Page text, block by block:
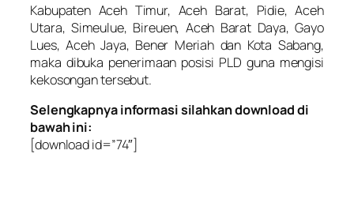
Kabupaten Aceh Timur, Aceh Barat, Pidie, Aceh
Utara, Simeulue, Bireuen, Aceh Barat Daya, Gayo
Lues, Aceh Jaya, Bener Meriah dan Kota Sabang,
maka dibuka penerimaan posisi PLD guna mengisi
kekosongan tersebut.
Selengkapnya informasi silahkan download di
bawah ini:
[download id=”74″]